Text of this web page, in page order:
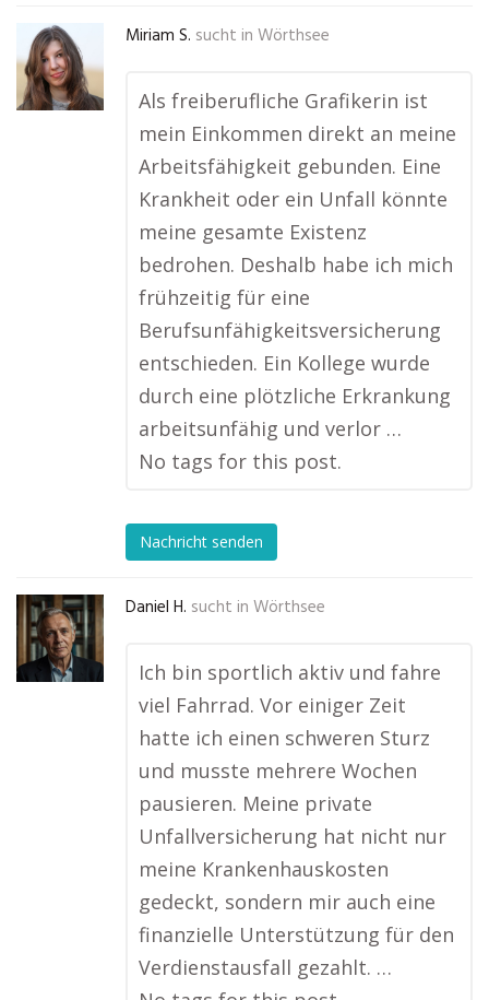
Miriam S. sucht in Wörthsee
Als freiberufliche Grafikerin ist
mein Einkommen direkt an meine
Arbeitsfähigkeit gebunden. Eine
Krankheit oder ein Unfall könnte
meine gesamte Existenz
bedrohen. Deshalb habe ich mich
frühzeitig für eine
Berufsunfähigkeitsversicherung
entschieden. Ein Kollege wurde
durch eine plötzliche Erkrankung
arbeitsunfähig und verlor …
No tags for this post.
Nachricht senden
Daniel H. sucht in Wörthsee
Ich bin sportlich aktiv und fahre
viel Fahrrad. Vor einiger Zeit
hatte ich einen schweren Sturz
und musste mehrere Wochen
pausieren. Meine private
Unfallversicherung hat nicht nur
meine Krankenhauskosten
gedeckt, sondern mir auch eine
finanzielle Unterstützung für den
Verdienstausfall gezahlt. …